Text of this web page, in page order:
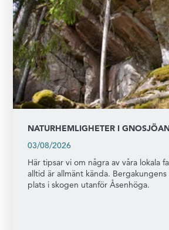
NATURHEMLIGHETER I
03/08/2026
Här tipsar vi om några av våra lokala
alltid är allmänt kända. Bergakungens
plats i skogen utanför Åsenhöga.